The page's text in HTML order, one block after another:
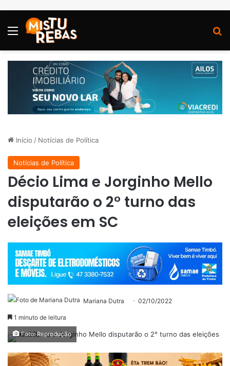
Menu
Início / Notícias de Política
Notícias de Política
Décio Lima e Jorginho Mello
disputarão o 2° turno das
eleições em SC
Mariana Dutra 02/10/2022
1 minuto de leitura
Foto: Reprodução